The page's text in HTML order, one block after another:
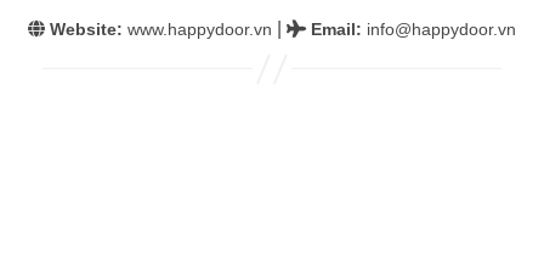
Website: www.happydoor.vn Email: info@happydoor.vn